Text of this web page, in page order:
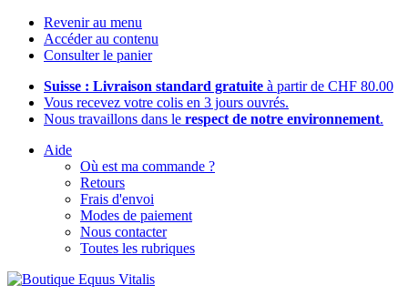
Revenir au menu
Accéder au contenu
Consulter le panier
Suisse : Livraison standard gratuite à partir de CHF 80.00
Vous recevez votre colis en 3 jours ouvrés.
Nous travaillons dans le respect de notre environnement.
Aide
Où est ma commande ?
Retours
Frais d'envoi
Modes de paiement
Nous contacter
Toutes les rubriques